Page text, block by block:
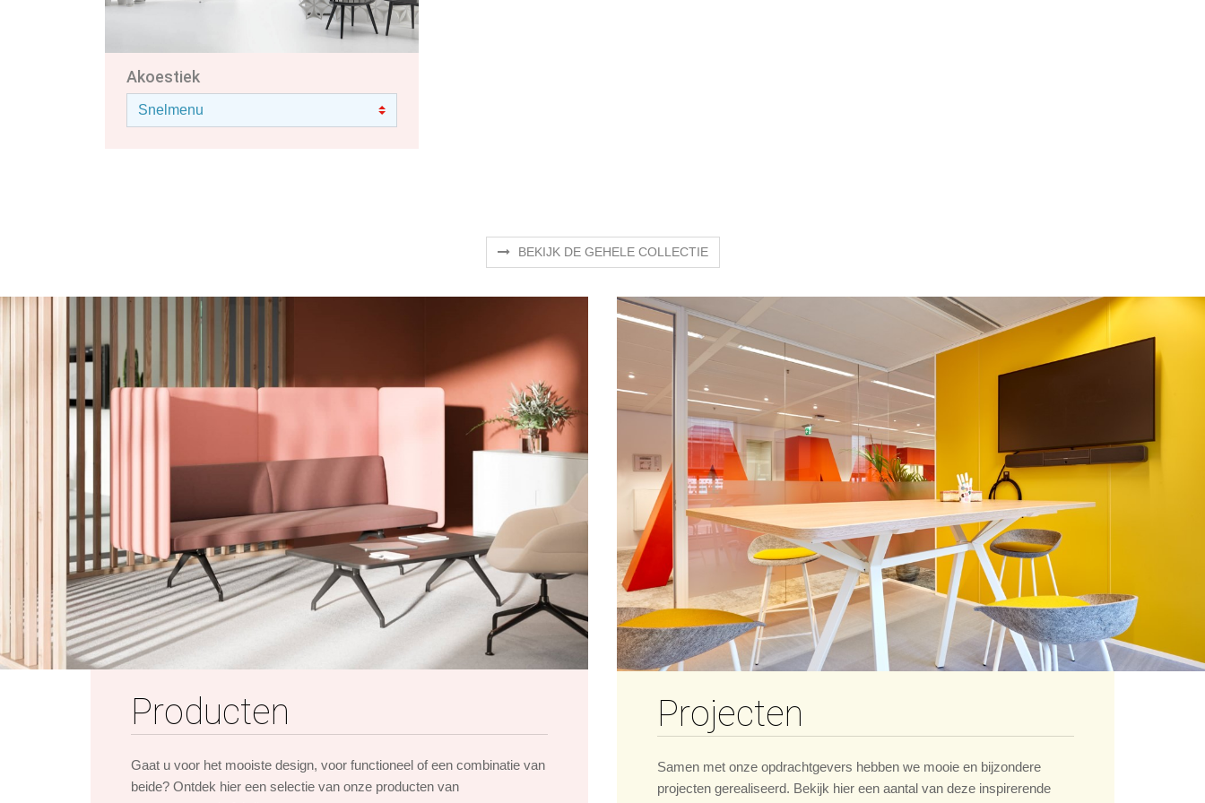
Akoestiek
BEKIJK DE GEHELE COLLECTIE
Producten
Gaat u voor het mooiste design, voor functioneel of een combinatie van
beide? Ontdek hier een selectie van onze producten van
Projecten
Samen met onze opdrachtgevers hebben we mooie en bijzondere
projecten gerealiseerd. Bekijk hier een aantal van deze inspirerende